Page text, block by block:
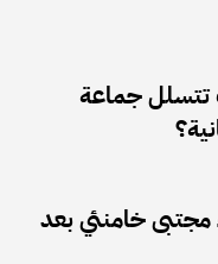
تتسلل جماعة
مجتبى خامنئي بعد